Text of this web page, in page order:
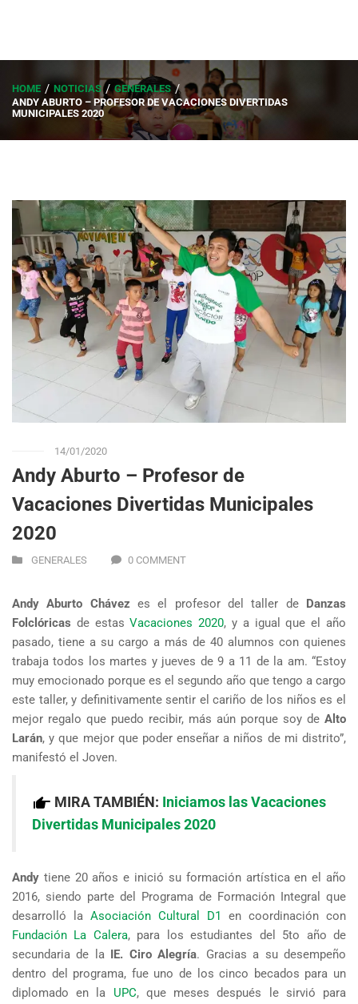
HOME NOTICIAS
GENERALES
ANDY ABURTO – PROFESOR DE VACACIONES DIVERTIDAS
MUNICIPALES 2020
14/01/2020
Andy Aburto – Profesor de
Vacaciones Divertidas Municipales
2020
GENERALES 0 COMMENT
Andy Aburto Chávez es el profesor del taller de Danzas
Folclóricas de estasVacaciones 2020, y a igual que el año
pasado, tiene a su cargo a más de 40 alumnos con quienes
trabaja todos los martes y jueves de 9 a 11 de la am. “Estoy
muy emocionado porque es el segundo año que tengo a cargo
este taller, y definitivamente sentir el cariño de los niños es el
mejor regalo que puedo recibir, más aún porque soy de Alto
Larán, y que mejor que poder enseñar a niños de mi distrito”,
manifestó el Joven.
MIRA TAMBIÉN: Iniciamos las Vacaciones
Divertidas Municipales 2020
Andy tiene 20 años e inició su formación artística en el año
2016, siendo parte del Programa de Formación Integral que
desarrolló la Asociación Cultural D1
en coordinación con
Fundación La Calera, para los estudiantes del 5to año de
secundaria de la IE. Ciro Alegría. Gracias a su desempeño
dentro del programa, fue uno de los cinco becados para un
diplomado en la UPC, que meses después le sirvió para